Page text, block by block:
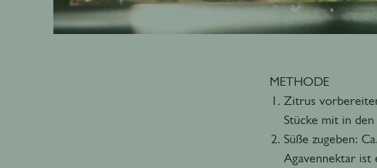
METHODE
Zitrus
Stücke mit in den
Süße zugeben:
Agavennektar ist